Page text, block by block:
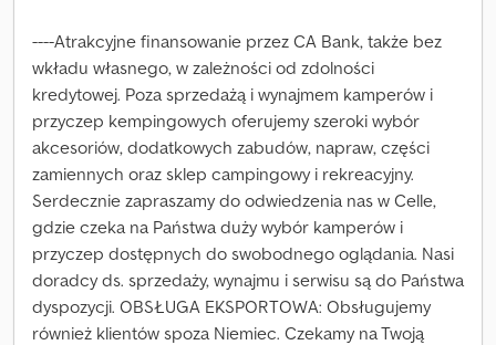
----Atrakcyjne finansowanie przez CA Bank, także bez
wkładu własnego, w zależności od zdolności
kredytowej. Poza sprzedażą i wynajmem kamperów i
przyczep kempingowych oferujemy szeroki wybór
akcesoriów, dodatkowych zabudów, napraw, części
zamiennych oraz sklep campingowy i rekreacyjny.
Serdecznie zapraszamy do odwiedzenia nas w Celle,
gdzie czeka na Państwa duży wybór kamperów i
przyczep dostępnych do swobodnego oglądania. Nasi
doradcy ds. sprzedaży, wynajmu i serwisu są do Państwa
dyspozycji. OBSŁUGA EKSPORTOWA: Obsługujemy
również klientów spoza Niemiec. Czekamy na Twoją